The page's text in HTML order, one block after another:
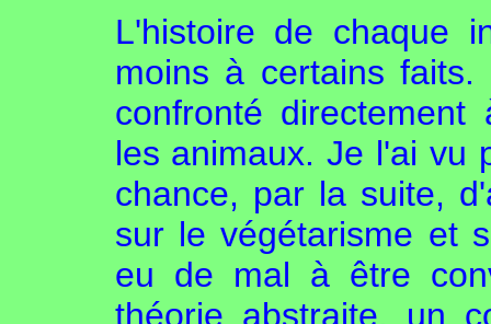
L'histoire de chaque
moins à certains
confronté
les animaux. Je l'ai vu
chance, par la suite,
sur le végétarisme et
eu de mal à être
théorie abstraite, un